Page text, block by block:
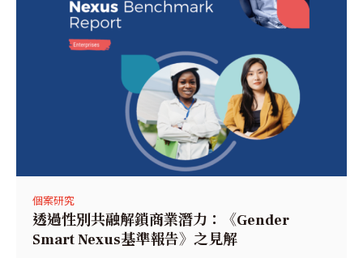
個案研究
透過性別共融解鎖商業潛力：《Gender
Smart Nexus基準報告》之見解